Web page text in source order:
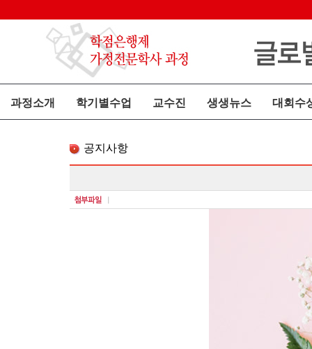
과정소개 학기별수업 교수진 생생뉴스 대회수
공지사항